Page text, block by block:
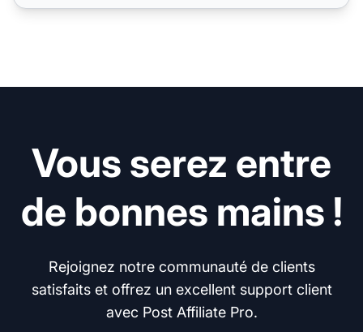
Vous serez entre
de bonnes mains !
Rejoignez notre communauté de clients
satisfaits et offrez un excellent support client
avec Post Affiliate Pro.